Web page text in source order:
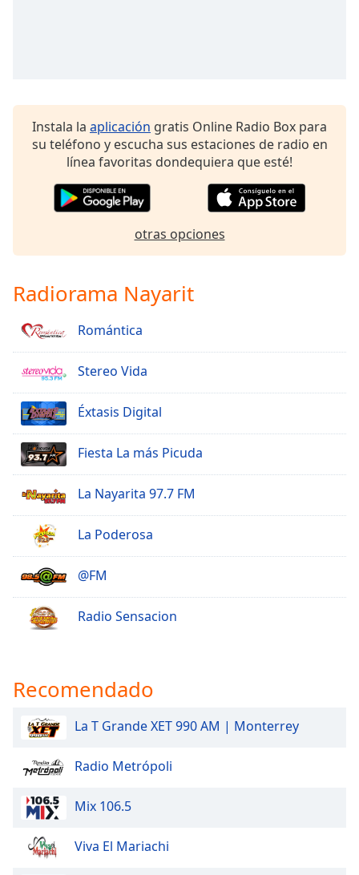
Modal
Dialog
Instala la aplicación gratis Online Radio Box para
su teléfono y escucha sus estaciones de radio en
línea favoritas dondequiera que esté!
otras opciones
Radiorama Nayarit
Romántica
Stereo Vida
Éxtasis Digital
Fiesta La más Picuda
La Nayarita 97.7 FM
La Poderosa
@FM
Radio Sensacion
Recomendado
La T Grande XET 990 AM | Monterrey
Radio Metrópoli
Mix 106.5
Viva El Mariachi